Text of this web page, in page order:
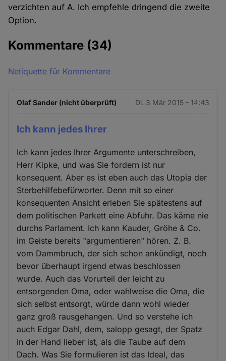
verzichten auf A. Ich empfehle dringend die zweite
Option.
Kommentare (34)
Netiquette für Kommentare
Olaf Sander (nicht überprüft) Di. 3 Mär 2015 - 14:43
Ich kann jedes Ihrer
Ich kann jedes Ihrer Argumente unterschreiben,
Herr Kipke, und was Sie fordern ist nur
konsequent. Aber es ist eben auch das Utopia der
Sterbehilfebefürworter. Denn mit so einer
konsequenten Ansicht erleben Sie spätestens auf
dem politischen Parkett eine Abfuhr. Das käme nie
durchs Parlament. Ich kann Kauder, Gröhe & Co.
im Geiste bereits "argumentieren" hören. Z. B.
vom Dammbruch, der sich schon ankündigt, noch
bevor überhaupt irgend etwas beschlossen
wurde. Auch das Vorurteil der leicht zu
entsorgenden Oma, oder wahlweise die Oma, die
sich selbst entsorgt, würde dann wohl wieder
ganz groß rausgehangen. Und so verstehe ich
auch Edgar Dahl, dem, salopp gesagt, der Spatz
in der Hand lieber ist, als die Taube auf dem
Dach. Was Sie formulieren ist das Ideal, das